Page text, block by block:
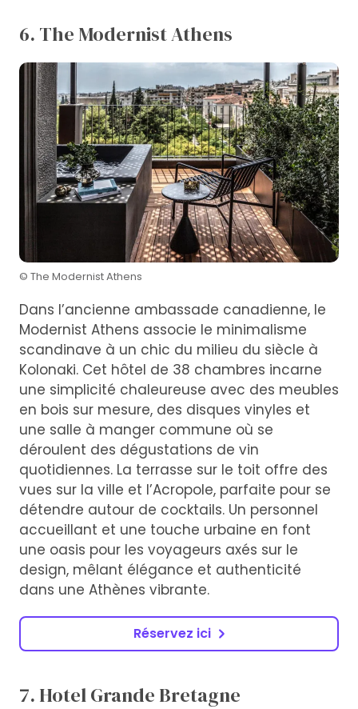
6. The Modernist Athens
© The Modernist Athens
Dans l’ancienne ambassade canadienne, le
Modernist Athens associe le minimalisme
scandinave à un chic du milieu du siècle à
Kolonaki. Cet hôtel de 38 chambres incarne
une simplicité chaleureuse avec des meubles
en bois sur mesure, des disques vinyles et
une salle à manger commune où se
déroulent des dégustations de vin
quotidiennes. La terrasse sur le toit offre des
vues sur la ville et l’Acropole, parfaite pour se
détendre autour de cocktails. Un personnel
accueillant et une touche urbaine en font
une oasis pour les voyageurs axés sur le
design, mêlant élégance et authenticité
dans une Athènes vibrante.
Réservez ici
7. Hotel Grande Bretagne